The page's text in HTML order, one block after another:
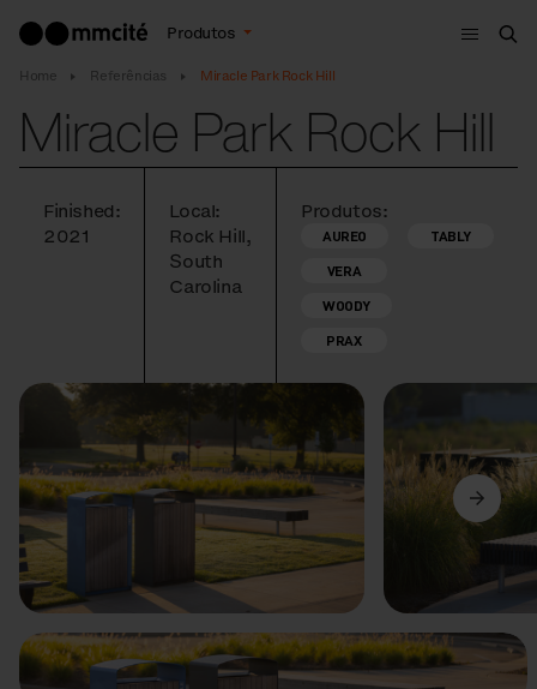
Produtos
Menu
Home Referências Miracle Park Rock Hill
Miracle Park Rock Hill
Finished:
2021
Local:
Rock Hill,
South
Carolina
Produtos:
AUREO
TABLY
VERA
WOODY
PRAX
Anterior